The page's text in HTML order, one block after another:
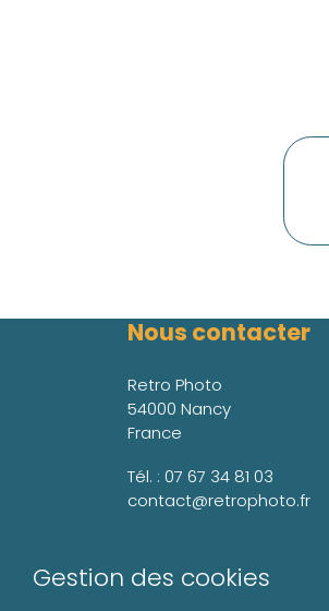
Gestion des cookies
Nous contacter
Retro Photo
54000 Nancy
France
Tél. : 07 67 34 81 03
contact@retrophoto.fr